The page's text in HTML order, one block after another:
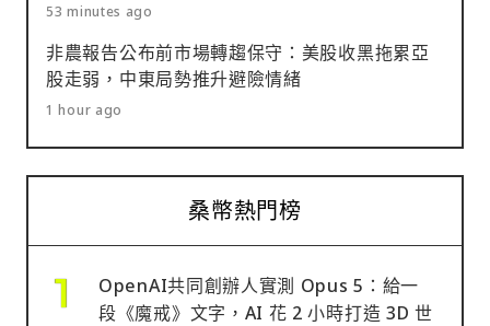
53 minutes ago
非農報告公布前市場轉趨保守：美股收黑拖累亞
股走弱，中東局勢推升避險情緒
1 hour ago
桑幣熱門榜
OpenAI共同創辦人實測 Opus 5：給一
段《魔戒》文字，AI 花 2 小時打造 3D 世